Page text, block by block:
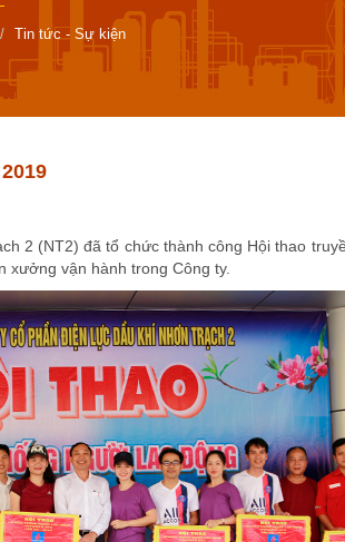
Tin tức - Sự kiện
2 (NT2) đã tổ chức thành công Hội thao
xưởng vận hành trong Công ty.